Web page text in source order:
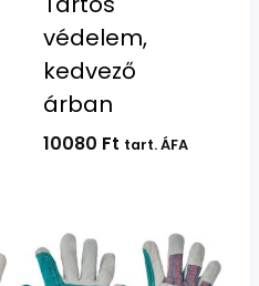
védelem,
kedvező
árban
10080 Ft tart. ÁFA